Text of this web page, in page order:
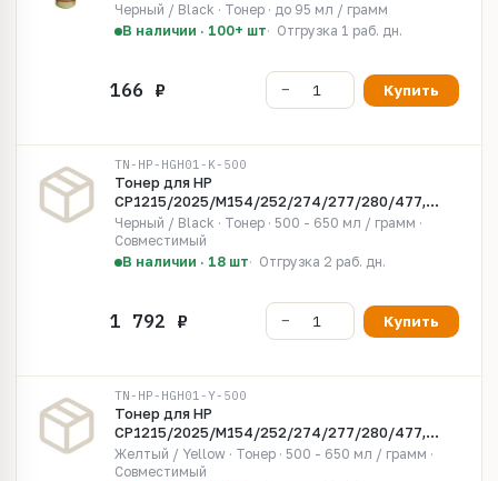
Черный / Black · Тонер · до 95 мл / грамм
В наличии · 100+ шт
Отгрузка 1 раб. дн.
Купить
TN-HP-HGH01-K-500
Тонер для HP
CP1215/2025/M154/252/274/277/280/477,
HGH01, химический, Black, 500гр, Grafit
Черный / Black · Тонер · 500 - 650 мл / грамм ·
Совместимый
В наличии · 18 шт
Отгрузка 2 раб. дн.
Купить
TN-HP-HGH01-Y-500
Тонер для HP
CP1215/2025/M154/252/274/277/280/477,
HGH01, химический, Yellow, 500гр, Grafit
Желтый / Yellow · Тонер · 500 - 650 мл / грамм ·
Совместимый